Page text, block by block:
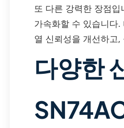
또 다른 강력한 장점
가속화할 수 있습니다.
열 신뢰성을 개선하고
다양한